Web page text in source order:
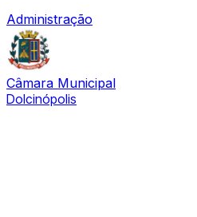
Administração
Câmara Municipal
Dolcinópolis